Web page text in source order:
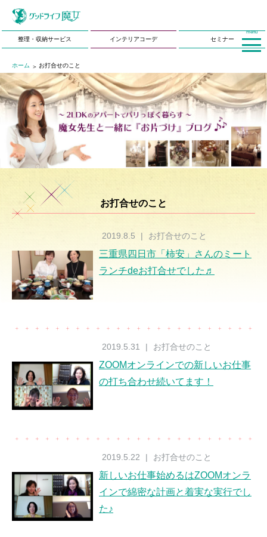
整理・収納サービス インテリアコーデ セミナー
ホーム お打合せのこと
お打合せのこと
2019.8.5 | お打合せのこと
三重県四日市「柿安」さんのミート
ランチdeお打合せでした♬
2019.5.31 | お打合せのこと
ZOOMオンラインでの新しいお仕事
の打ち合わせ続いてます！
2019.5.22 | お打合せのこと
新しいお仕事始めるはZOOMオンラ
インで綿密な計画と着実な実行でし
た♪
menu